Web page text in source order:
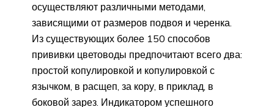
осуществляют различными методами,
зависящими от размеров подвоя и черенка.
Из существующих более 150 способов
прививки цветоводы предпочитают всего два:
простой копулировкой и копулировкой с
язычком, в расщеп, за кору, в приклад, в
боковой зарез. Индикатором успешного